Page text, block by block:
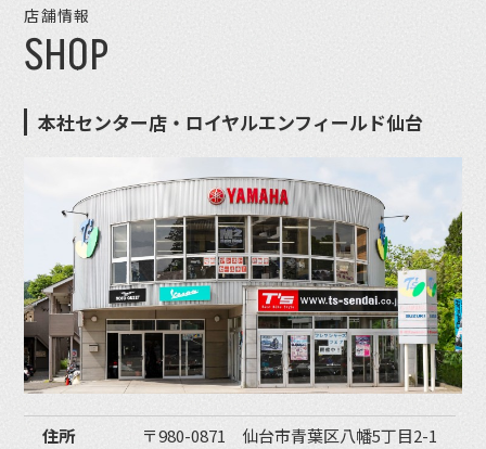
店舗情報
SHOP
本社センター店・ロイヤルエンフィールド仙台
住所
〒980-0871 仙台市青葉区八幡5丁目2-1